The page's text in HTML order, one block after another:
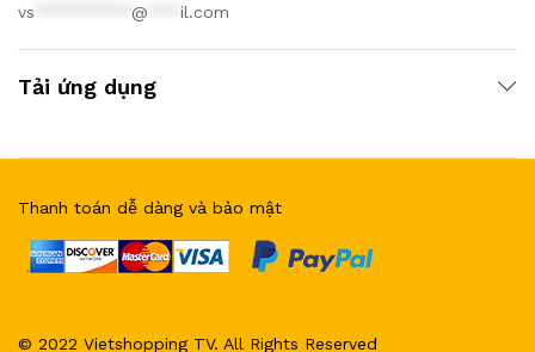
vs
@ il.com
Tải ứng dụng
© 2022 Vietshopping TV. All Rights Reserved
Thanh toán dễ dàng và bảo mật